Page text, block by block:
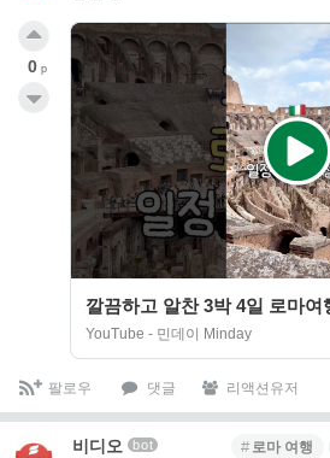
깔끔하고 알찬 3박 4일 로마
YouTube - 민데이 Minday
0 p
팔로우 댓글 리액션유저
비디오 bot 로마 여행